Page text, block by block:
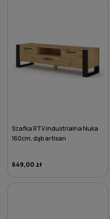
Szafka RTV industrialna Nuka
160cm, dąb artisan
649,00 zł